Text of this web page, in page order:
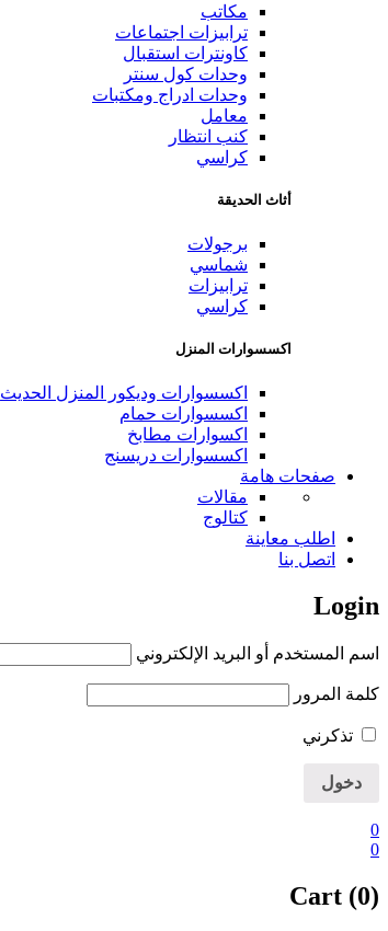
مكاتب
ترابيزات اجتماعات
كاونترات استقبال
وحدات كول سنتر
وحدات ادراج ومكتبات
معامل
كنب انتظار
كراسي
أثاث الحديقة
برجولات
شماسي
ترابيزات
كراسي
اكسسوارات المنزل
اكسسوارات وديكور المنزل الحديث
اكسسوارات حمام
اكسوارات مطابخ
اكسسوارات دريسنج
صفحات هامة
مقالات
كتالوج
اطلب معاينة
اتصل بنا
Login
اسم المستخدم أو البريد الإلكتروني
كلمة المرور
تذكرني
0
0
Cart (0)